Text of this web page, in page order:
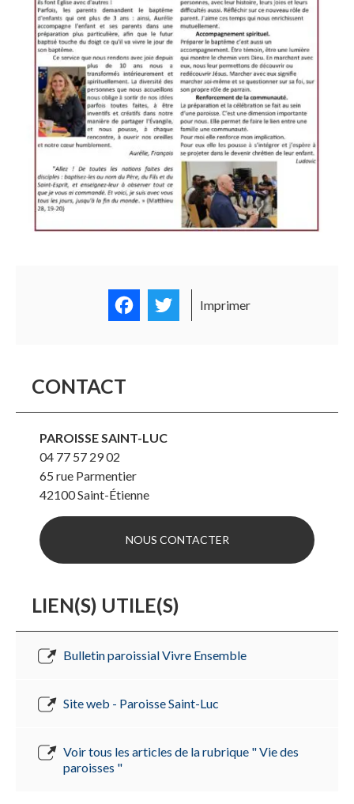
FacebookTwitter
Imprimer
CONTACT
PAROISSE SAINT-LUC
04 77 57 29 02
65 rue Parmentier
42100Saint-Étienne
NOUS CONTACTER
LIEN(S) UTILE(S)
Bulletin paroissial Vivre Ensemble
Site web - Paroisse Saint-Luc
Voir tous les articles de la rubrique " Vie des
paroisses "